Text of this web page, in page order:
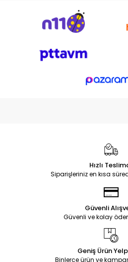
Hızlı
Siparişleriniz en kısa
Güvenli
Güvenli ve kolay
Geniş Ürün
Binlerce ürün ve